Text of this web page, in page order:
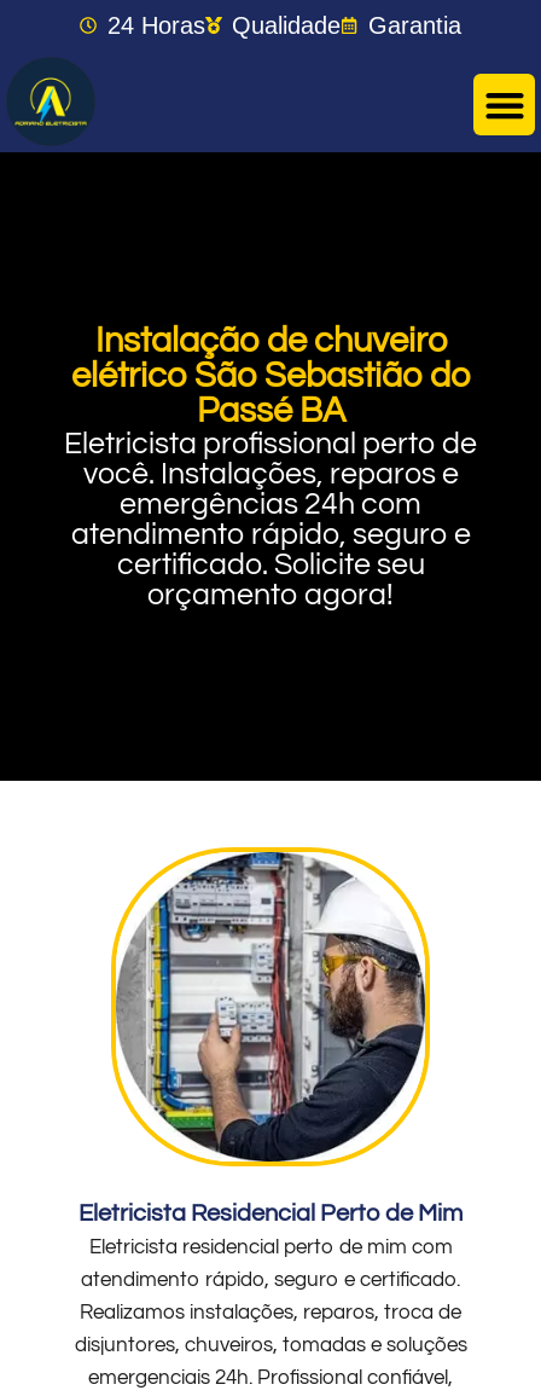
24 Horas Qualidade Garantia
Instalação de chuveiro
elétrico São Sebastião do
Passé BA
Eletricista profissional perto de
você. Instalações, reparos e
emergências 24h com
atendimento rápido, seguro e
certificado. Solicite seu
orçamento agora!
Eletricista Residencial Perto de Mim
Eletricista residencial perto de mim com
atendimento rápido, seguro e certificado.
Realizamos instalações, reparos, troca de
disjuntores, chuveiros, tomadas e soluções
emergenciais 24h. Profissional confiável,